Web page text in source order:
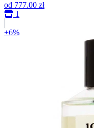
od 777.00 zł
1
+6%